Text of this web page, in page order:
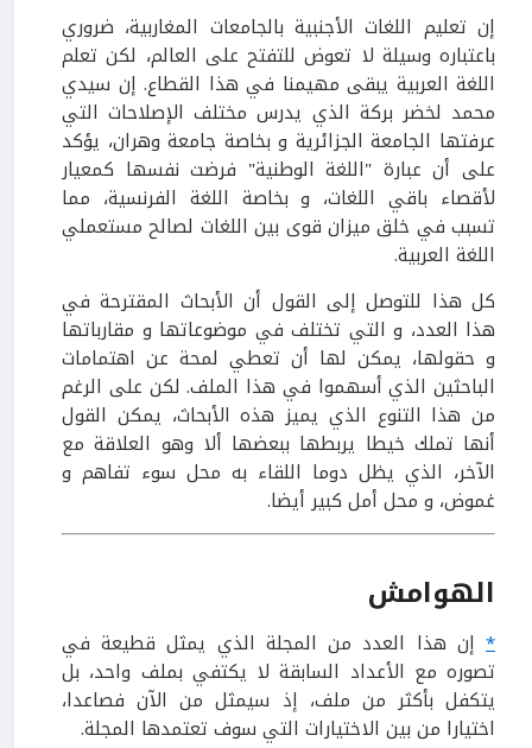
إن تعليم اللغات الأجنبية بالجامعات المغاربية، ضروري
باعتباره وسيلة لا تعوض للتفتح على العالم، لكن تعلم
اللغة العربية يبقى مهيمنا في هذا القطاع. إن سيدي
محمد لخضر بركة الذي يدرس مختلف الإصلاحات التي
عرفتها الجامعة الجزائرية و بخاصة جامعة وهران، يؤكد
على أن عبارة "اللغة الوطنية" فرضت نفسها كمعيار
لأقصاء باقي اللغات، و بخاصة اللغة الفرنسية، مما
تسبب في خلق ميزان قوى بين اللغات لصالح مستعملي
اللغة العربية.
كل هذا للتوصل إلى القول أن الأبحاث المقترحة في
هذا العدد، و التي تختلف في موضوعاتها و مقارباتها
و حقولها، يمكن لها أن تعطي لمحة عن اهتمامات
الباحثين الذي أسهموا في هذا الملف. لكن على الرغم
من هذا التنوع الذي يميز هذه الأبحاث، يمكن القول
أنها تملك خيطا يربطها ببعضها ألا وهو العلاقة مع
الآخر، الذي يظل دوما اللقاء به محل سوء تفاهم و
غموض، و محل أمل كبير أيضا.
الهوامش
* إن هذا العدد من المجلة الذي يمثل قطيعة في
تصوره مع الأعداد السابقة لا يكتفي بملف واحد، بل
يتكفل بأكثر من ملف، إذ سيمثل من الآن فصاعدا،
اختيارا من بين الاختيارات التي سوف تعتمدها المجلة.